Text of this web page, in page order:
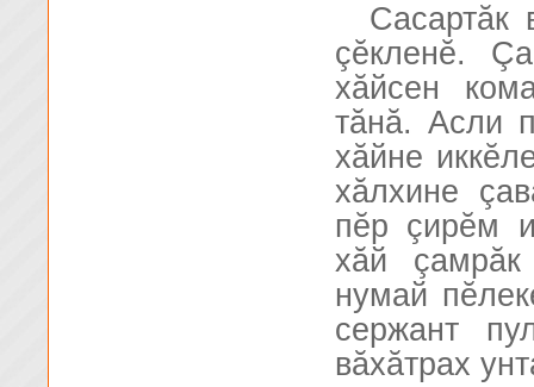
Сасартăк
çĕкленĕ.
хăйсен
тăнă. Асли
хăйне
хăлхине
пĕр çирĕм
хăй
нумай
сержант
вăхăтрах